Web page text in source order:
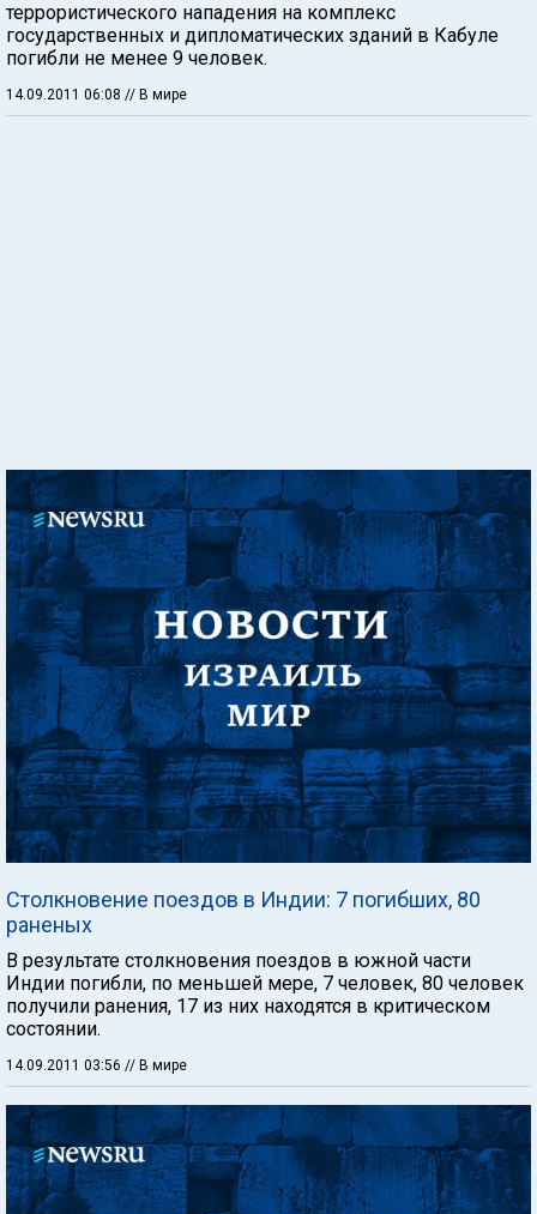
террористического нападения на комплекс
государственных и дипломатических зданий в Кабуле
погибли не менее 9 человек.
14.09.2011 06:08 // В мире
Столкновение поездов в Индии: 7 погибших, 80
раненых
В результате столкновения поездов в южной части
Индии погибли, по меньшей мере, 7 человек, 80 человек
получили ранения, 17 из них находятся в критическом
состоянии.
14.09.2011 03:56 // В мире